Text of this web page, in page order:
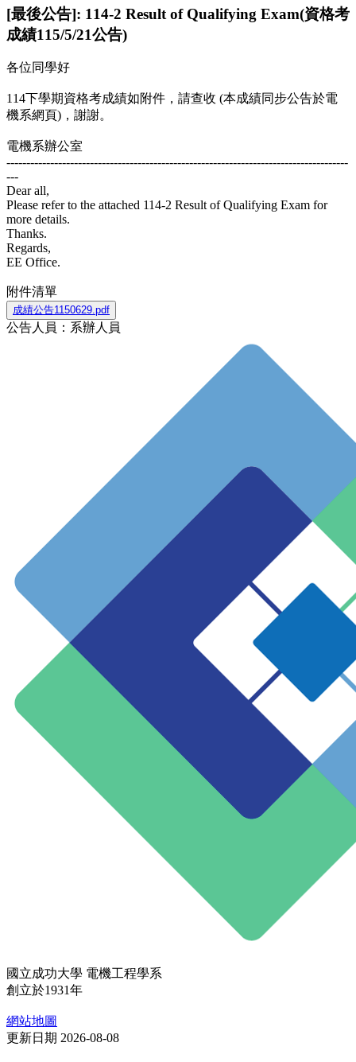
[最後公告]: 114-2 Result of Qualifying Exam(資格考
成績115/5/21公告)
各位同學好
114下學期資格考成績如附件，請查收 (本成績同步公告於電
機系網頁)，謝謝。
電機系辦公室
--------------------------------------------------------------------------------------
---
Dear all,
Please refer to the attached 114-2 Result of Qualifying Exam for
more details.
Thanks.
Regards,
EE Office.
附件清單
成績公告1150629.pdf
公告人員：系辦人員
國立成功大學 電機工程學系
創立於1931年
網站地圖
更新日期 2026-08-08